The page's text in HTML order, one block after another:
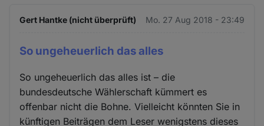
Gert Hantke (nicht überprüft) Mo. 27 Aug 2018 - 23:49
So ungeheuerlich das alles
So ungeheuerlich das alles ist – die
bundesdeutsche Wählerschaft kümmert es
offenbar nicht die Bohne. Vielleicht könnten Sie in
künftigen Beiträgen dem Leser wenigstens dieses